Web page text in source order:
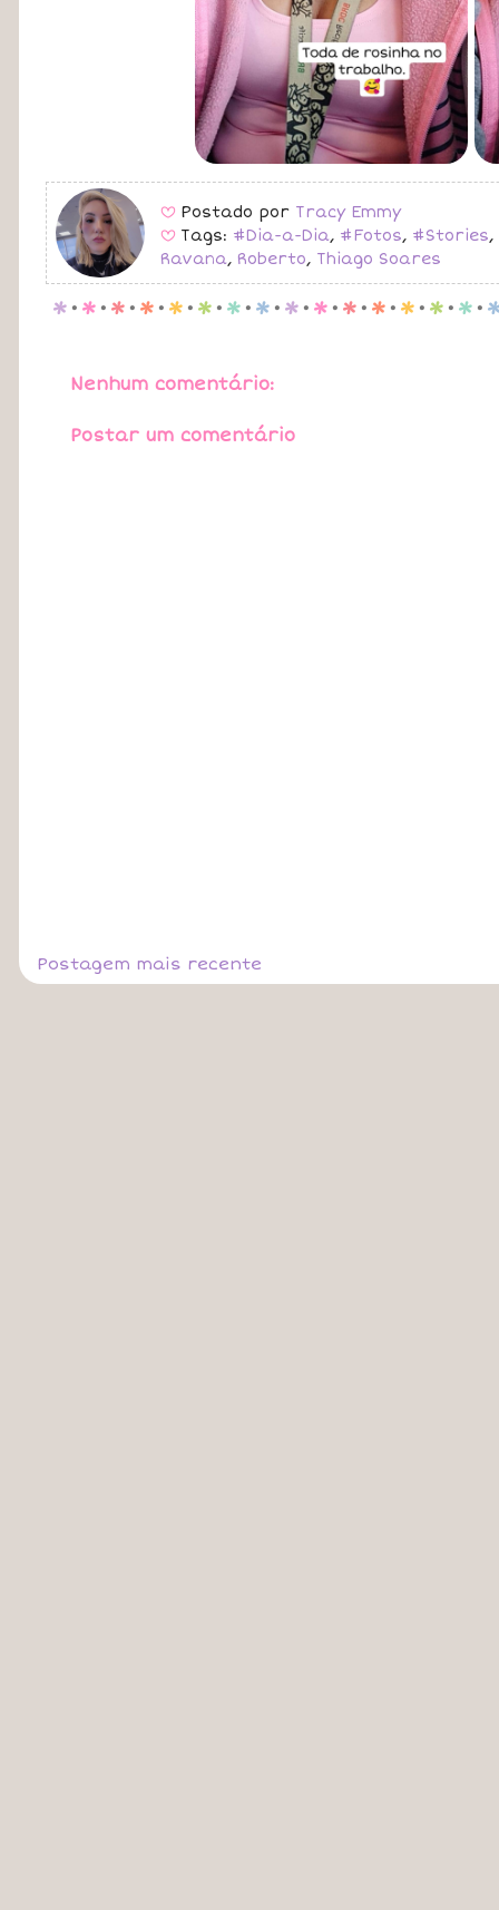
B Postado por Tracy Emmy
B Tags: #Dia-a-Dia, #Fotos, #Stories,
Ravana, Roberto, Thiago Soares
p . p . p . p . p . p . p . p . p . p . p . p . p . p . p .
Nenhum comentário:
Postar um comentário
Postagem mais recente